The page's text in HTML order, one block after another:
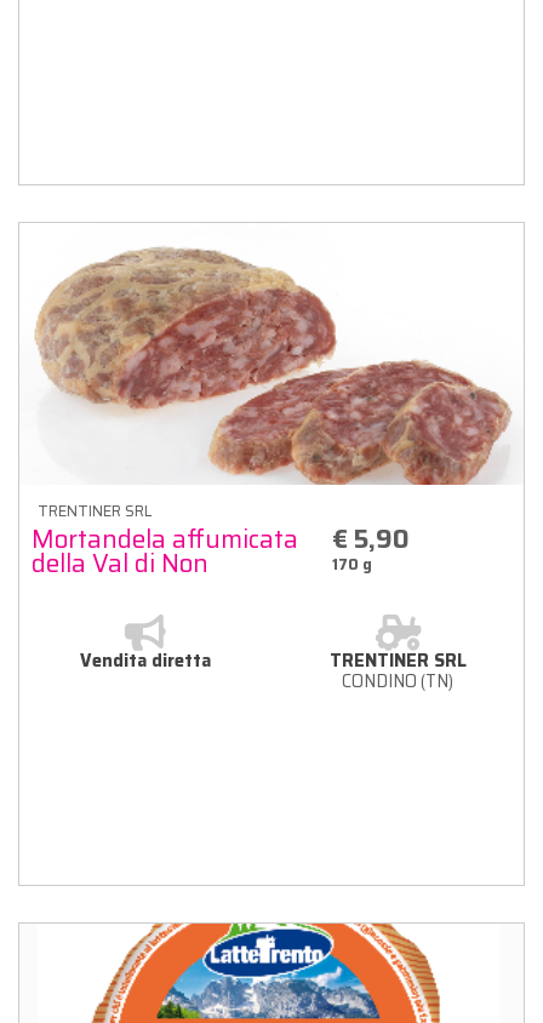
TRENTINER SRL
Mortandela affumicata
della Val di Non
€ 5,90
170 g
Vendita diretta TRENTINER SRL
CONDINO (TN)